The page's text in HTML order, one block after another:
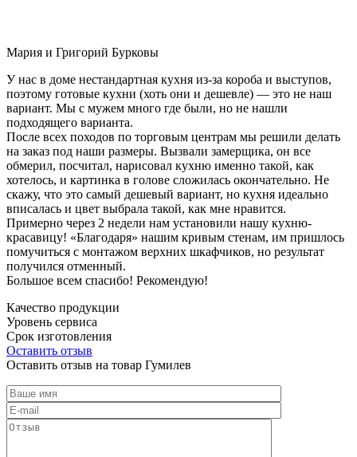
Мария и Григорий Бурковы
У нас в доме нестандартная кухня из-за короба и выступов,
поэтому готовые кухни (хоть они и дешевле) — это не наш
вариант. Мы с мужем много где были, но не нашли
подходящего варианта.
После всех походов по торговым центрам мы решили делать
на заказ под наши размеры. Вызвали замерщика, он все
обмерил, посчитал, нарисовал кухню именно такой, как
хотелось, и картинка в голове сложилась окончательно. Не
скажу, что это самый дешевый вариант, но кухня идеально
вписалась и цвет выбрала такой, как мне нравится.
Примерно через 2 недели нам установили нашу кухню-
красавицу! «Благодаря» нашим кривым стенам, им пришлось
помучиться с монтажом верхних шкафчиков, но результат
получился отменный.
Большое всем спасибо! Рекомендую!
Качество продукции
Уровень сервиса
Срок изготовления
Оставить отзыв
Оставить отзыв на товар Гумилев